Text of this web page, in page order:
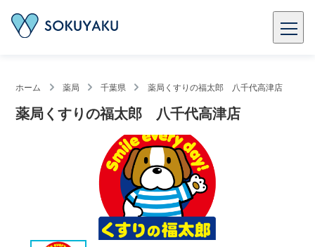
ホーム 薬局 千葉県 薬局くすりの福太郎 八千代高津店
薬局くすりの福太郎 八千代高津店